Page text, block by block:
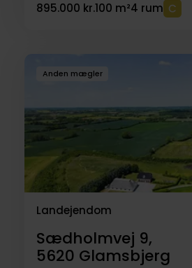
895.000 kr.100 m²4 rum
Anden mægler
Landejendom
Sædholmvej 9,
5620 Glamsbjerg